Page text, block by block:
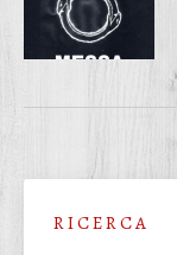
R I C E R C A